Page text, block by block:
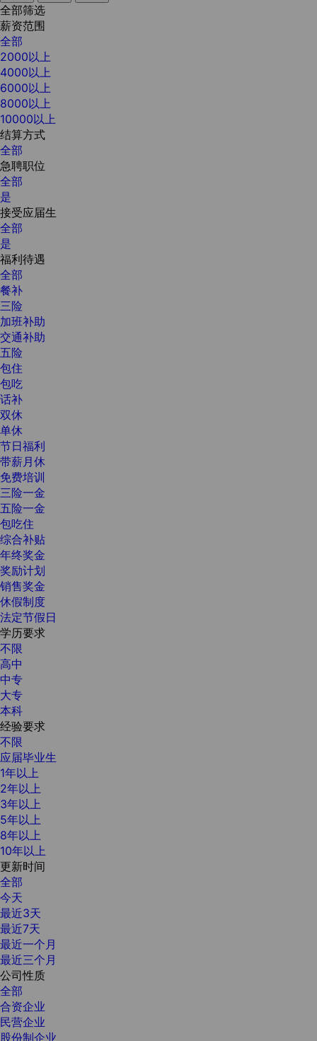
全部筛选
薪资范围
全部
2000以上
4000以上
6000以上
8000以上
10000以上
结算方式
全部
急聘职位
全部
是
接受应届生
全部
是
福利待遇
全部
餐补
三险
加班补助
交通补助
五险
包住
包吃
话补
双休
单休
节日福利
带薪月休
免费培训
三险一金
五险一金
包吃住
综合补贴
年终奖金
奖励计划
销售奖金
休假制度
法定节假日
学历要求
不限
高中
中专
大专
本科
经验要求
不限
应届毕业生
1年以上
2年以上
3年以上
5年以上
8年以上
10年以上
更新时间
全部
今天
最近3天
最近7天
最近一个月
最近三个月
公司性质
全部
合资企业
民营企业
股份制企业